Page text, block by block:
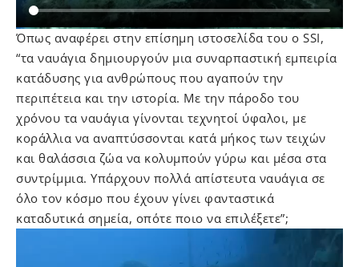
Όπως αναφέρει στην επίσημη ιστοσελίδα του ο SSI,
“τα ναυάγια δημιουργούν μια συναρπαστική εμπειρία
κατάδυσης για ανθρώπους που αγαπούν την
περιπέτεια και την ιστορία. Με την πάροδο του
χρόνου τα ναυάγια γίνονται τεχνητοί ύφαλοι, με
κοράλλια να αναπτύσσονται κατά μήκος των τειχών
και θαλάσσια ζώα να κολυμπούν γύρω και μέσα στα
συντρίμμια. Υπάρχουν πολλά απίστευτα ναυάγια σε
όλο τον κόσμο που έχουν γίνει φανταστικά
καταδυτικά σημεία, οπότε ποιο να επιλέξετε”;